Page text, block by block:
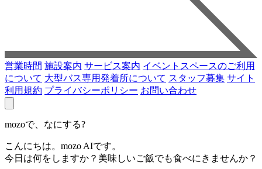
営業時間 施設案内 サービス案内 イベントスペースのご利用
について 大型バス専用発着所について スタッフ募集 サイト
利用規約 プライバシーポリシー お問い合わせ
mozoで、なにする?
こんにちは。mozo AIです。
今日は何をしますか？美味しいご飯でも食べにきませんか？